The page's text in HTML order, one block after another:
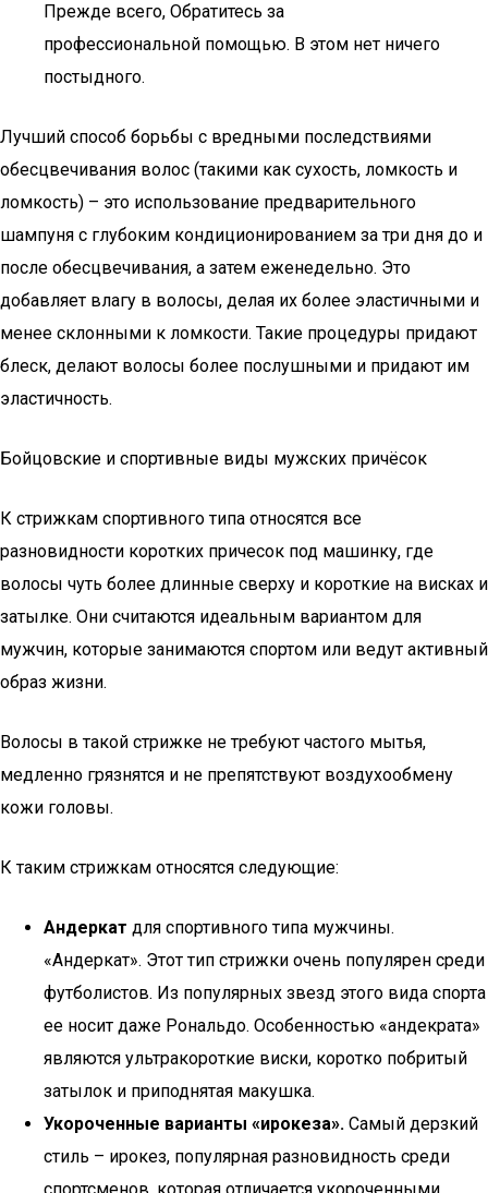
Прежде всего, Обратитесь за
профессиональной помощью. В этом нет ничего
постыдного.
Лучший способ борьбы с вредными последствиями
обесцвечивания волос (такими как сухость, ломкость и
ломкость) – это использование предварительного
шампуня с глубоким кондиционированием за три дня до и
после обесцвечивания, а затем еженедельно. Это
добавляет влагу в волосы, делая их более эластичными и
менее склонными к ломкости. Такие процедуры придают
блеск, делают волосы более послушными и придают им
эластичность.
Бойцовские и спортивные виды мужских причёсок
К стрижкам спортивного типа относятся все
разновидности коротких причесок под машинку, где
волосы чуть более длинные сверху и короткие на висках и
затылке. Они считаются идеальным вариантом для
мужчин, которые занимаются спортом или ведут активный
образ жизни.
Волосы в такой стрижке не требуют частого мытья,
медленно грязнятся и не препятствуют воздухообмену
кожи головы.
К таким стрижкам относятся следующие:
Андеркат для спортивного типа мужчины.
«Андеркат». Этот тип стрижки очень популярен среди
футболистов. Из популярных звезд этого вида спорта
ее носит даже Рональдо. Особенностью «андекрата»
являются ультракороткие виски, коротко побритый
затылок и приподнятая макушка.
Укороченные варианты «ирокеза». Самый дерзкий
стиль – ирокез, популярная разновидность среди